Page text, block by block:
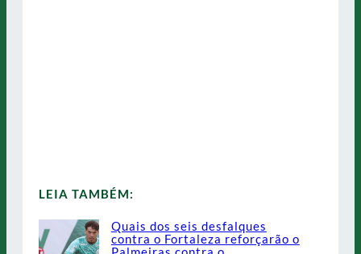
LEIA TAMBÉM:
Quais dos seis desfalques
contra o Fortaleza reforçarão o